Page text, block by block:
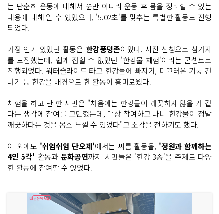
는 단순히 운동에 대해서 뿐만 아니라 운동 후 몸을 정리할 수 있는
내용에 대해 알 수 있었으며, '5.02초'를 맞추는 특별한 활동도 진행
되었다.
가장 인기 있었던 활동은 한강풍덩존이었다. 사전 신청으로 참가자
를 모집했는데, 쉽게 접할 수 없었던 '한강물 체험'이라는 콘셉트로
진행되었다. 워터슬라이드 타고 한강물에 빠지기, 미끄러운 기둥 건
너기 등 한강을 배경으로 한 활동이 흥미로웠다.
체험을 하고 난 한 시민은 "처음에는 한강물이 깨끗하지 않을 거 같
다는 생각에 참여를 고민했는데, 막상 참여하고 나니 한강물이 정말
깨끗하다는 것을 몸소 느낄 수 있었다"고 소감을 전하기도 했다.
이 외에도 '쉬엄쉬엄 단오제'에서는 씨름 활동을, '정원과 함께하는
4인 5각' 활동과문화공연까지 시민들은 '한강 3종'을 주제로 다양
한 활동에 참여할 수 있었다.